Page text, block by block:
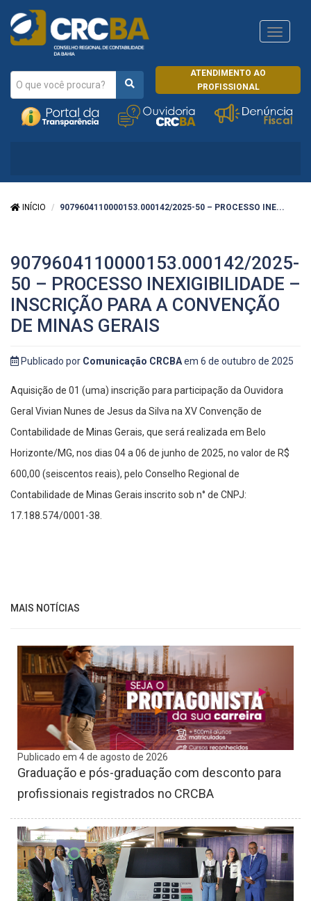
ATENDIMENTO AO
PROFISSIONAL
CRCRJ
INÍCIO 9079604110000153.000142/2025-50 – PROCESSO INE...
9079604110000153.000142/2025-
50 – PROCESSO INEXIGIBILIDADE –
INSCRIÇÃO PARA A CONVENÇÃO
DE MINAS GERAIS
Publicado por Comunicação CRCBAem 6 de outubro de 2025
Aquisição de 01 (uma) inscrição para participação da Ouvidora
Geral Vivian Nunes de Jesus da Silva na XV Convenção de
Contabilidade de Minas Gerais, que será realizada em Belo
Horizonte/MG, nos dias 04 a 06 de junho de 2025, no valor de R$
600,00 (seiscentos reais), pelo Conselho Regional de
Contabilidade de Minas Gerais inscrito sob n° de CNPJ:
17.188.574/0001-38.
MAIS NOTÍCIAS
Publicado em 4 de agosto de 2026
Graduação e pós-graduação com desconto para
profissionais registrados no CRCBA